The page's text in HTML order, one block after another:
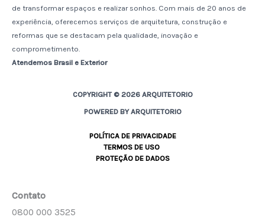
de transformar espaços e realizar sonhos. Com mais de 20 anos de
experiência, oferecemos serviços de arquitetura, construção e
reformas que se destacam pela qualidade, inovação e
comprometimento.
Atendemos Brasil e Exterior
COPYRIGHT © 2026 ARQUITETORIO
POWERED BY ARQUITETORIO
POLÍTICA DE PRIVACIDADE
TERMOS DE USO
PROTEÇÃO DE DADOS
Contato
0800 000 3525